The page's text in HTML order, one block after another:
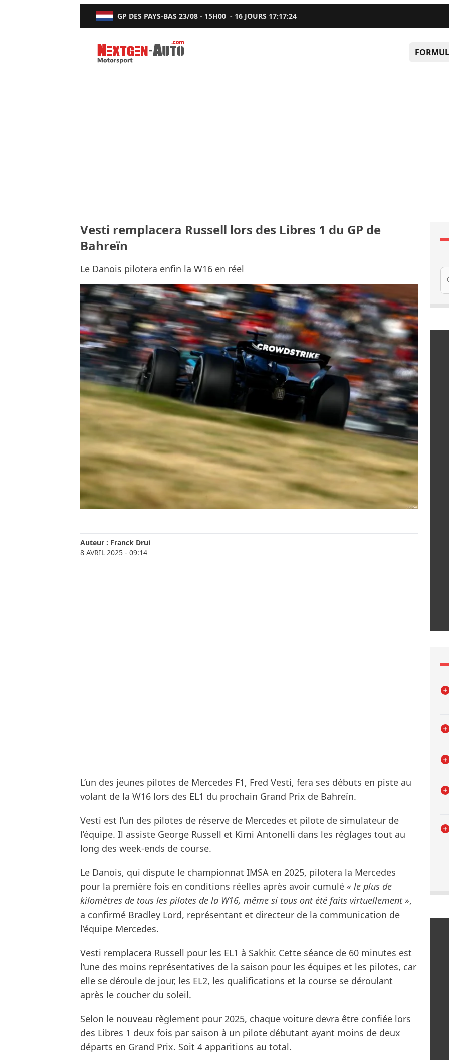
GP DES PAYS-BAS 23/08 - 15H00 - 16 JOURS 17:17:23
Nextgen-Auto.com
Vesti remplacera Russell lors des Libres 1 du GP de
Bahreïn
Le Danois pilotera enfin la W16 en réel
Auteur : Franck Drui
8 AVRIL 2025 - 09:14
L’un des jeunes pilotes de Mercedes F1, Fred Vesti, fera ses débuts en piste au
volant de la W16 lors des EL1 du prochain Grand Prix de Bahreïn.
Vesti est l’un des pilotes de réserve de Mercedes et pilote de simulateur de
l’équipe. Il assiste George Russell et Kimi Antonelli dans les réglages tout au
long des week-ends de course.
Le Danois, qui dispute le championnat IMSA en 2025, pilotera la Mercedes
pour la première fois en conditions réelles après avoir cumulé « le plus de
kilomètres de tous les pilotes de la W16, même si tous ont été faits virtuellement »,
a confirmé Bradley Lord, représentant et directeur de la communication de
l’équipe Mercedes.
Vesti remplacera Russell pour les EL1 à Sakhir. Cette séance de 60 minutes est
l’une des moins représentatives de la saison pour les équipes et les pilotes, car
elle se déroule de jour, les EL2, les qualifications et la course se déroulant
après le coucher du soleil.
Selon le nouveau règlement pour 2025, chaque voiture devra être confiée lors
des Libres 1 deux fois par saison à un pilote débutant ayant moins de deux
départs en Grand Prix. Soit 4 apparitions au total.